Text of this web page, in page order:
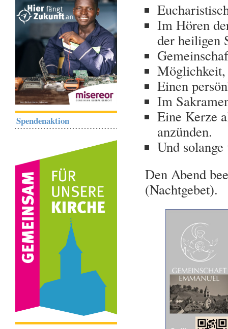
Im Hören
der heiligen
Möglichkeit,
Einen
Im
Eine Kerze
anzünden.
Und
Den Abend
(Nachtgebet).
Spendenaktion